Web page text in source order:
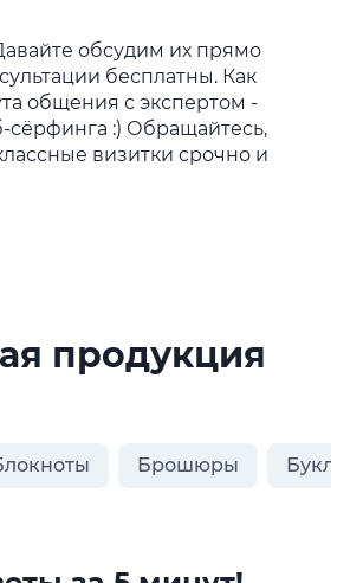
обсудим их прямо
бесплатны. Как
общения с экспертом -
сёрфинга :) Обращайтесь,
визитки срочно и
продукция
Брошюры